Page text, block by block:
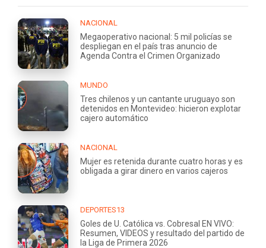
NACIONAL
Megaoperativo nacional: 5 mil policías se
despliegan en el país tras anuncio de
Agenda Contra el Crimen Organizado
MUNDO
Tres chilenos y un cantante uruguayo son
detenidos en Montevideo: hicieron explotar
cajero automático
NACIONAL
Mujer es retenida durante cuatro horas y es
obligada a girar dinero en varios cajeros
DEPORTES13
Goles de U. Católica vs. Cobresal EN VIVO:
Resumen, VIDEOS y resultado del partido de
la Liga de Primera 2026